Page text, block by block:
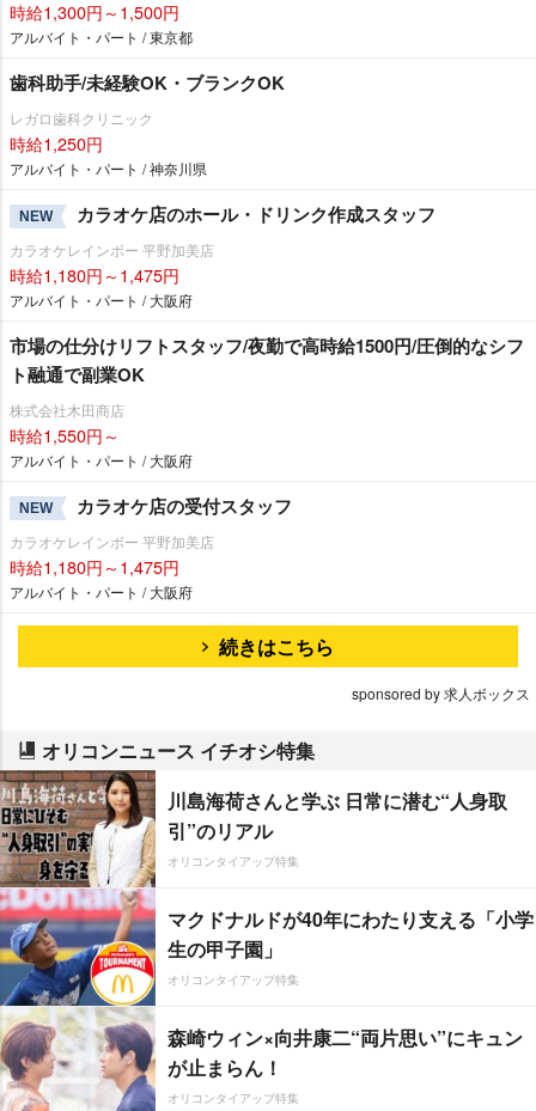
時給1,300円～1,500円
アルバイト・パート / 東京都
歯科助手/未経験OK・ブランクOK
レガロ歯科クリニック
時給1,250円
アルバイト・パート / 神奈川県
NEW カラオケ店のホール・ドリンク作成スタッフ
カラオケレインボー 平野加美店
時給1,180円～1,475円
アルバイト・パート / 大阪府
市場の仕分けリフトスタッフ/夜勤で高時給1500円/圧倒的なシフ
ト融通で副業OK
株式会社木田商店
時給1,550円～
アルバイト・パート / 大阪府
NEW カラオケ店の受付スタッフ
カラオケレインボー 平野加美店
時給1,180円～1,475円
アルバイト・パート / 大阪府
続きはこちら
sponsored by 求人ボックス
オリコンニュース イチオシ特集
川島海荷さんと学ぶ 日常に潜む“人身取
引”のリアル
オリコンタイアップ特集
マクドナルドが40年にわたり支える「小学
生の甲子園」
オリコンタイアップ特集
森崎ウィン×向井康二“両片思い”にキュン
が止まらん！
オリコンタイアップ特集